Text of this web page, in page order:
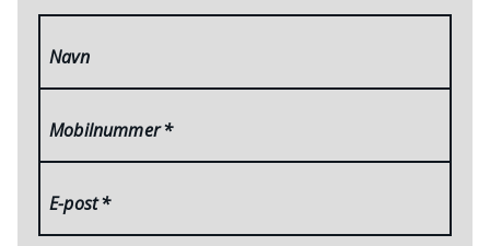
Navn
Mobilnummer*
E-post*